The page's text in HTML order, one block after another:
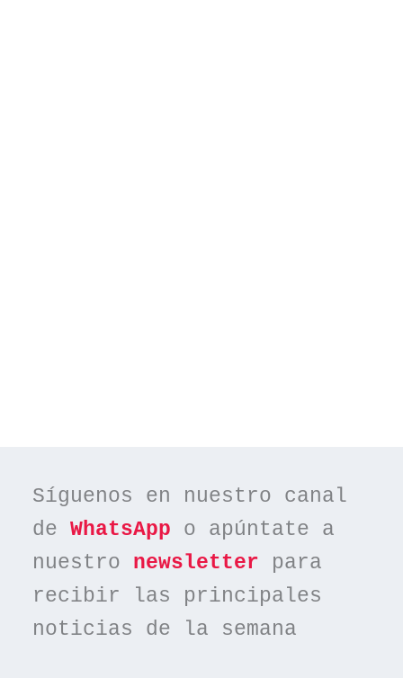
Síguenos en nuestro canal
de WhatsApp o apúntate a
nuestro newsletter para
recibir las principales
noticias de la semana